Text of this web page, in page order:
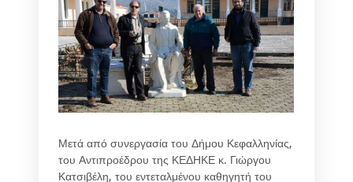
Μετά από συνεργασία του Δήμου Κεφαλληνίας,
του Αντιπροέδρου της ΚΕΔΗΚΕ κ. Γιώργου
Κατσιβέλη, του εντεταλμένου καθηγητή του